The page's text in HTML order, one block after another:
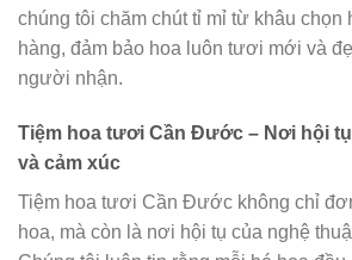
chúng tôi chăm chút tỉ mỉ từ khâu chọn
hàng, đảm bảo hoa luôn tươi mới và
người nhận.
Tiệm hoa tươi Cần Đước – Nơi hội
và cảm xúc
Tiệm hoa tươi Cần Đước không chỉ
hoa, mà còn là nơi hội tụ của nghệ